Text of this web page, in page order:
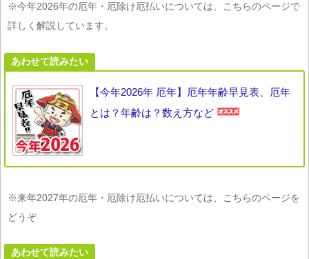
※今年2026年の厄年・厄除け厄払いについては、こちらのページで
詳しく解説しています。
あわせて読みたい
【今年2026年 厄年】厄年年齢早見表、厄年
とは？年齢は？数え方など
※来年2027年の厄年・厄除け厄払いについては、こちらのページを
どうぞ
あわせて読みたい